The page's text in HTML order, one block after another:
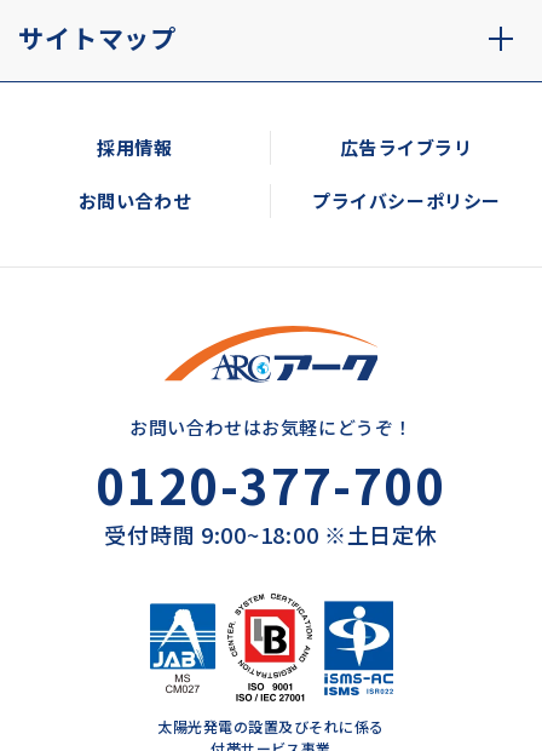
サイトマップ
採用情報 広告ライブラリ
お問い合わせ プライバシーポリシー
お問い合わせはお気軽にどうぞ！
0120-377-700
受付時間 9:00~18:00 ※土日定休
太陽光発電の設置及びそれに係る